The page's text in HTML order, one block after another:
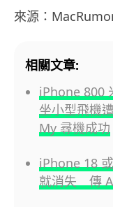
來源：
相關文章:
iPhone 800
坐小型飛機
My 尋機成功
iPhone 18
就消失 傳